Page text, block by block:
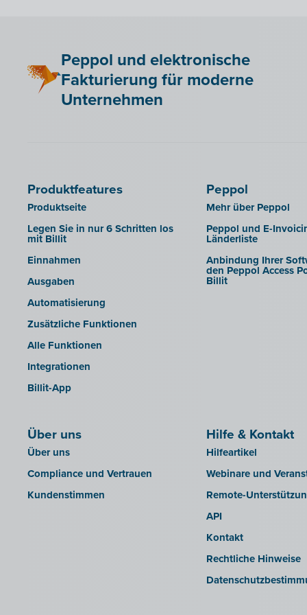
Sachbearbeitern verwalten
Corporate Design Buchhalterportal
Berichte
Peppol und elektronische
Fakturierung für moderne
Unternehmen
Produktfeatures
Produktseite
Legen Sie in nur 6 Schritten los
mit Billit
Einnahmen
Ausgaben
Automatisierung
Zusätzliche Funktionen
Alle Funktionen
Integrationen
Billit-App
Peppol
Mehr über Peppol
Peppol und E-
Länderliste
Anbindung Ihrer
den Peppol Access
Billit
Über uns
Über uns
Compliance und Vertrauen
Kundenstimmen
Hilfe & Kontakt
Hilfeartikel
Webinare und
Remote-
API
Kontakt
Rechtliche Hinweise